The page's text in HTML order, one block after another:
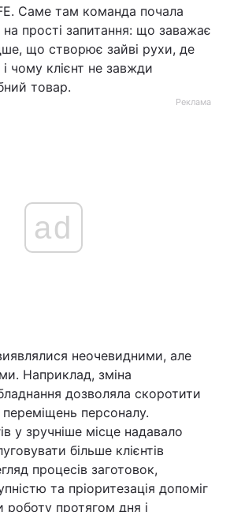
Саме там команда почала
на прості запитання: що заважає
що створює зайві рухи, де
чому клієнт не завжди
товар.
Реклама
ad
неочевидними, але
Наприклад, зміна
дозволяла скоротити
переміщень персоналу.
у зручніше місце надавало
більше клієнтів
процесів заготовок,
та пріоритезація допоміг
роботу протягом дня і